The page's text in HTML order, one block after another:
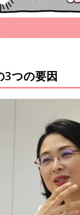
3つの要因